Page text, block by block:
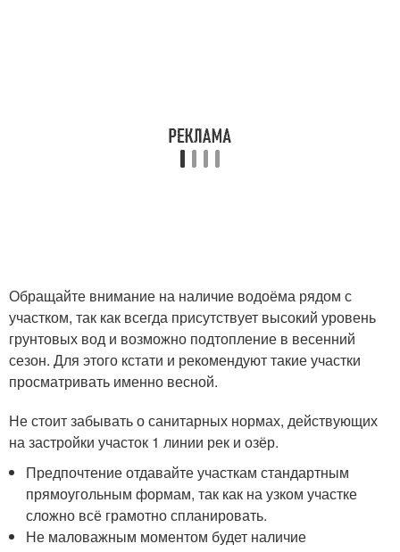
Обращайте внимание на наличие водоёма рядом с
участком, так как всегда присутствует высокий уровень
грунтовых вод и возможно подтопление в весенний
сезон. Для этого кстати и рекомендуют такие участки
просматривать именно весной.
Не стоит забывать о санитарных нормах, действующих
на застройки участок 1 линии рек и озёр.
Предпочтение отдавайте участкам стандартным
прямоугольным формам, так как на узком участке
сложно всё грамотно спланировать.
Не маловажным моментом будет наличие